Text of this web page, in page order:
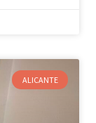
ALICANTE